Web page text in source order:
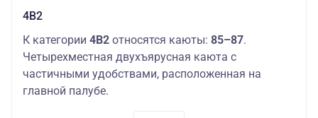
4В2
К категории 4В2 относятся каюты: 85–87.
Четырехместная двухъярусная каюта с
частичными удобствами, расположенная на
главной палубе.